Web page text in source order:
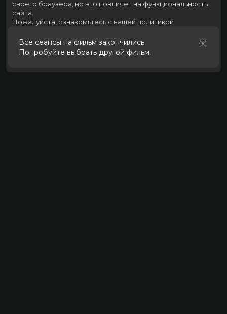
Все сеансы на фильм закончились.
Попробуйте выбрать другой фильм.
своего браузера, но это повлияет на функциональность
сайта.
Пожалуйста, ознакомьтесь с нашей политикой
Принять